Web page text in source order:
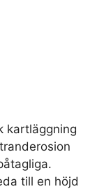
kartläggning
till en höjd